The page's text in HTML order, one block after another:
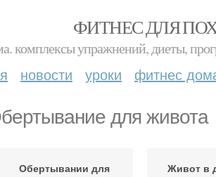
ФИТНЕС ДЛЯ
комплексы упражнений, диеты,
новости уроки фитнес
для живота
Обертывании для
Живот в